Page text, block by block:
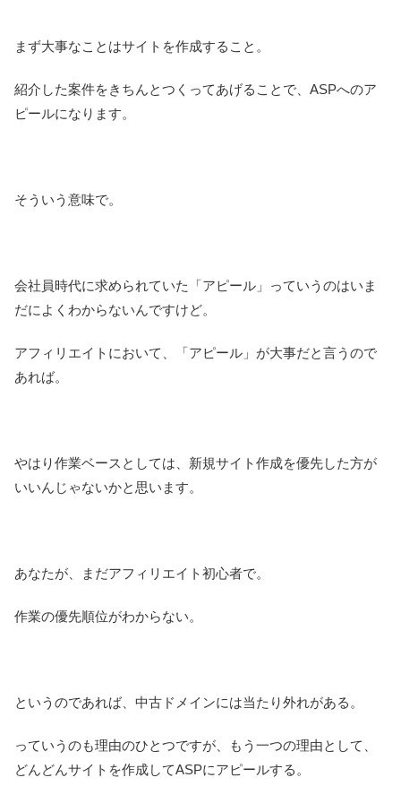
まず大事なことはサイトを作成すること。
紹介した案件をきちんとつくってあげることで、ASPへのア
ピールになります。
そういう意味で。
会社員時代に求められていた「アピール」っていうのはいま
だによくわからないんですけど。
アフィリエイトにおいて、「アピール」が大事だと言うので
あれば。
やはり作業ベースとしては、新規サイト作成を優先した方が
いいんじゃないかと思います。
あなたが、まだアフィリエイト初心者で。
作業の優先順位がわからない。
というのであれば、中古ドメインには当たり外れがある。
っていうのも理由のひとつですが、もう一つの理由として、
どんどんサイトを作成してASPにアピールする。